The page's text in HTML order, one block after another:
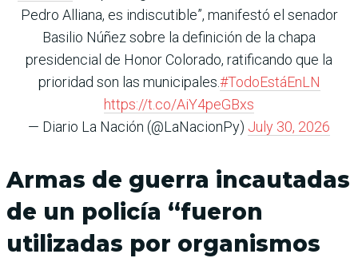
Pedro Alliana, es indiscutible”, manifestó el senador
Basilio Núñez sobre la definición de la chapa
presidencial de Honor Colorado, ratificando que la
prioridad son las municipales.#TodoEstáEnLN
https://t.co/AiY4peGBxs
— Diario La Nación (@LaNacionPy) July 30, 2026
Armas de guerra incautadas
de un policía “fueron
utilizadas por organismos